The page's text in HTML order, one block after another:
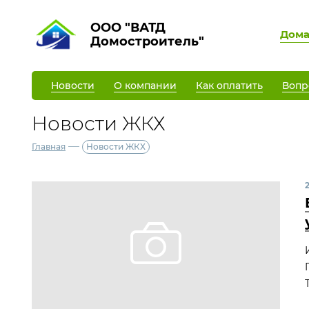
ООО "ВАТД
Домостроитель"
Дома
Новости О компании Как оплатить
Новости ЖКХ
Главная — Новости ЖКХ